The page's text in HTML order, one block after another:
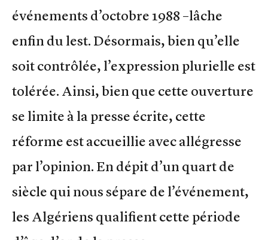
événements d’octobre 1988 –lâche
enfin du lest. Désormais, bien qu’elle
soit contrôlée, l’expression plurielle est
tolérée. Ainsi, bien que cette ouverture
se limite à la presse écrite, cette
réforme est accueillie avec allégresse
par l’opinion. En dépit d’un quart de
siècle qui nous sépare de l’événement,
les Algériens qualifient cette période